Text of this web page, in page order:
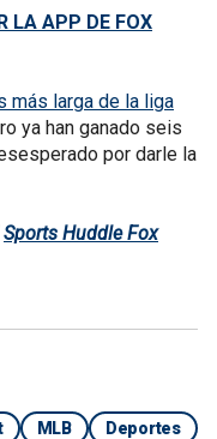
LA APP DE FOX
más larga de la liga
ya han ganado seis
por darle la
Sports Huddle Fox
MLB Deportes